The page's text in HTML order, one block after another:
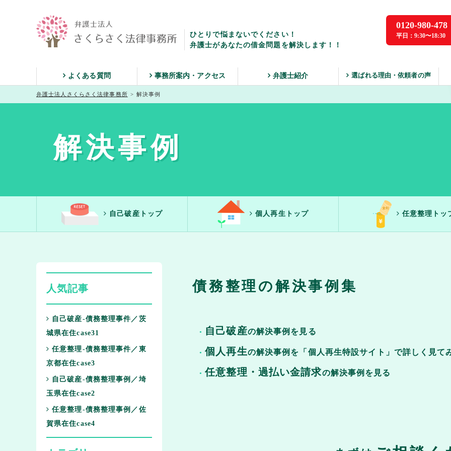
ひとりで悩まないでください！
弁護士があなたの借金問題を解決します！！
0120-980-478
平日：9:30〜18:30
よくある質問 事務所案内・アクセス 弁護士紹介 選ばれる理由・依頼者の声
弁護士法人さくらさく法律事務所 > 解決事例
解決事例
自己破産トップ 個人再生トップ 任意整理トッ
債務整理の解決事例集
自己破産の解決事例を見る
個人再生の解決事例を「個人再生特設サイト」で詳しく見て
任意整理・過払い金請求の解決事例を見る
人気記事
自己破産-債務整理事件／茨
城県在住case31
任意整理-債務整理事件／東
京都在住case3
自己破産-債務整理事例／埼
玉県在住case2
任意整理-債務整理事例／佐
賀県在住case4